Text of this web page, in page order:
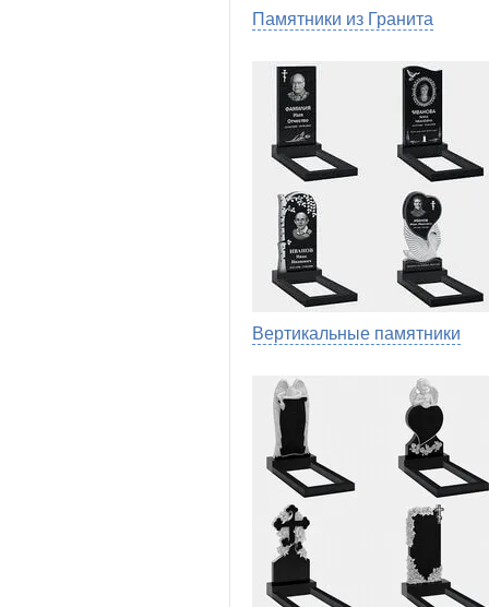
Памятники из Гранита
Вертикальные памятники